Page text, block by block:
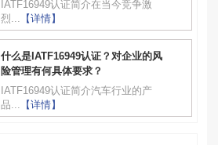
IATF16949认证简介在当今竞争激
烈...
【详情】
什么是IATF16949认证？对企业的风
险管理有何具体要求？
IATF16949认证简介汽车行业的产
品...
【详情】